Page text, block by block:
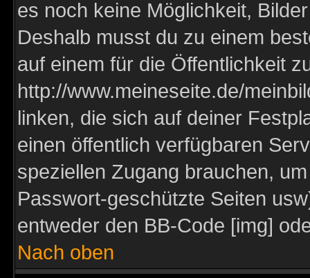
es noch keine Möglichkeit,
Deshalb musst du zu einem
auf einem für die Öffentlichkeit
http://www.meineseite.de/
linken, die sich auf deiner
einen öffentlich verfügbaren
speziellen Zugang brauchen,
Passwort-geschützte Seiten
entweder den BB-Code [img]
Nach oben